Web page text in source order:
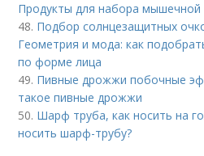
Продукты для набора мышечной
48. Подбор солнцезащитных
Геометрия и мода: как
по форме лица
49. Пивные дрожжи побочные
такое пивные дрожжи
50. Шарф труба, как носить на
носить шарф-трубу?